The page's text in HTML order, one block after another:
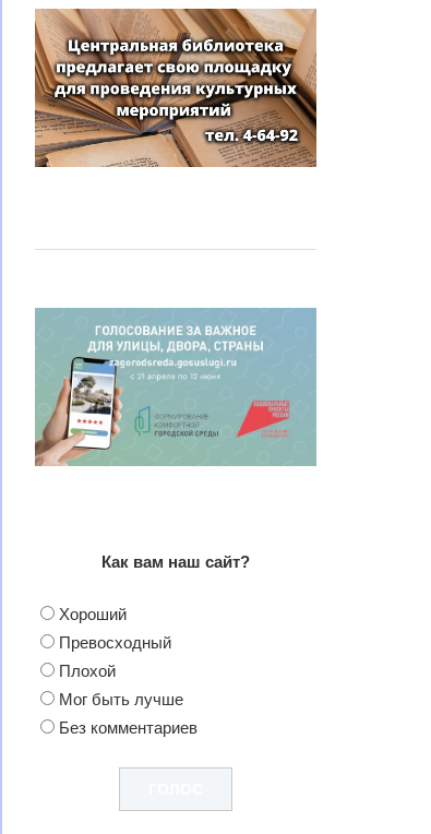
Как вам наш сайт?
Хороший
Превосходный
Плохой
Мог быть лучше
Без комментариев